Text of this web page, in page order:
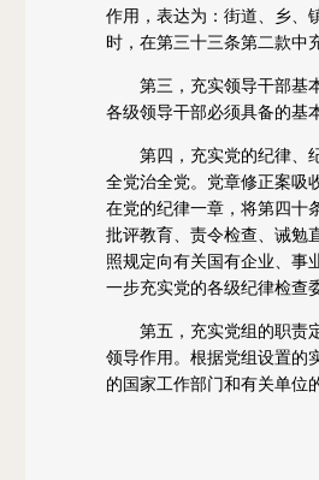
作用，表达为：街道、乡、
时，在第三十三条第二款中
第三，充实领导干部基本
各级领导干部必须具备的基
第四，充实党的纪律、纪
全党治全党。党章修正案吸
在党的纪律一章，将第四十
批评教育、责令检查、诫勉
照规定向有关国有企业、事
一步充实党的各级纪律检查
第五，充实党组的职责定
领导作用。根据党组设置的
的国家工作部门和有关单位